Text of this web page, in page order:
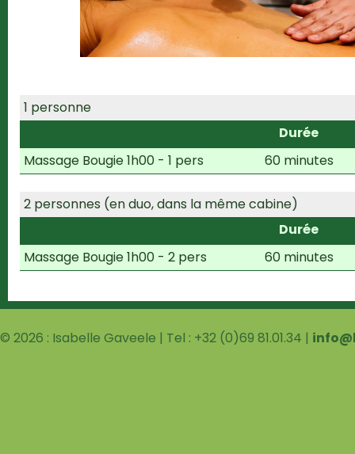
1 personne
Durée
Massage Bougie 1h00 - 1 pers
60 minutes
2 personnes (en duo, dans la même cabine)
Durée
Massage Bougie 1h00 - 2 pers
60 minutes
© 2026 : Isabelle Gaveele | Tel : +32 (0)69 81.01.34 |